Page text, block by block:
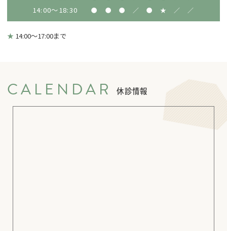
14:00～18:30 ● ● ● ／ ● ★ ／ ／
★ 14:00～17:00まで
CALENDAR 休診情報